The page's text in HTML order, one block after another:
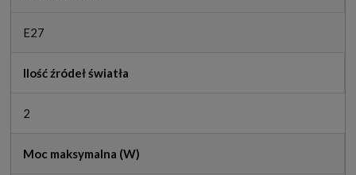
E27
Ilość źródeł światła
2
Moc maksymalna (W)